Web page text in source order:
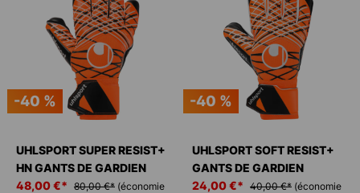
-40 %
UHLSPORT SUPER RESIST+
HN GANTS DE GARDIEN
48,00 €* 80,00 €* (économie
-40 %
UHLSPORT SOFT RESIST+
GANTS DE GARDIEN
24,00 €* 40,00 €* (économie